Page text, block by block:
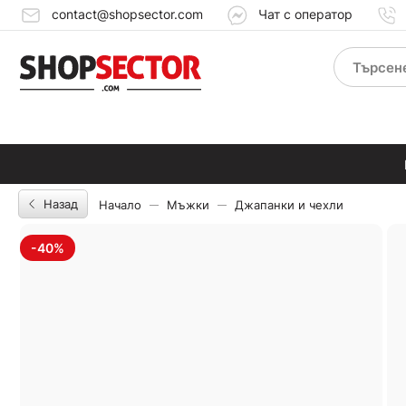
contact@shopsector.com Чат с оператор
Назад Начало Мъжки Джапанки и чехли
-40%